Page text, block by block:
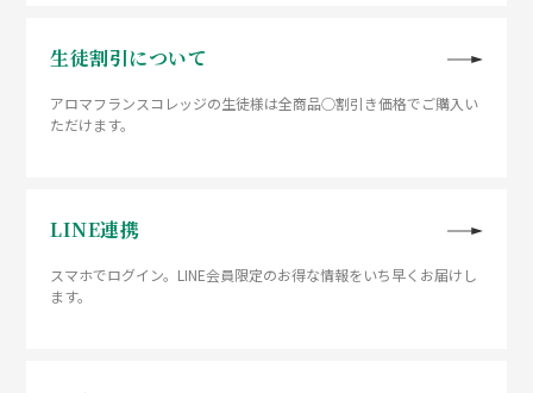
生徒割引について
アロマフランスコレッジの生徒様は全商品○割引き価格でご購入い
ただけます。
LINE連携
スマホでログイン。LINE会員限定のお得な情報をいち早くお届けし
ます。